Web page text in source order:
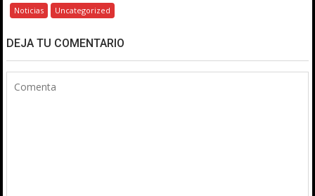
Noticias Uncategorized
DEJA TU COMENTARIO